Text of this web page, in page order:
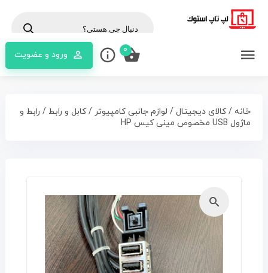
ورود و عضویت 0
خانه /کالای دیجیتال/ لوازم جانبی کامپیوتر /کابل و رابط / رابط و
ماژول USB مخصوص مینی کیس HP